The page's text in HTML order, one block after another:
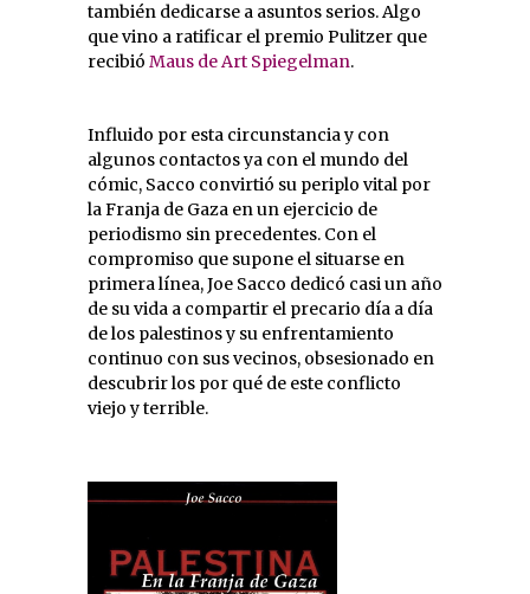
también dedicarse a asuntos serios. Algo
que vino a ratificar el premio Pulitzer que
recibió Maus de Art Spiegelman.
Influido por esta circunstancia y con
algunos contactos ya con el mundo del
cómic, Sacco convirtió su periplo vital por
la Franja de Gaza en un ejercicio de
periodismo sin precedentes. Con el
compromiso que supone el situarse en
primera línea, Joe Sacco dedicó casi un año
de su vida a compartir el precario día a día
de los palestinos y su enfrentamiento
continuo con sus vecinos, obsesionado en
descubrir los por qué de este conflicto
viejo y terrible.